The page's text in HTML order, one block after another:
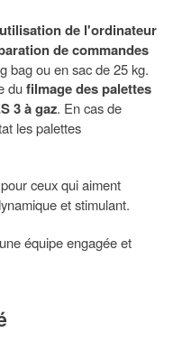
utilisation de l'ordinateur
de commandes
bag ou en sac de 25 kg.
dufilmage des palettes
3 à gaz. En cas de
les palettes
ceux qui aiment
et stimulant.
équipe engagée et